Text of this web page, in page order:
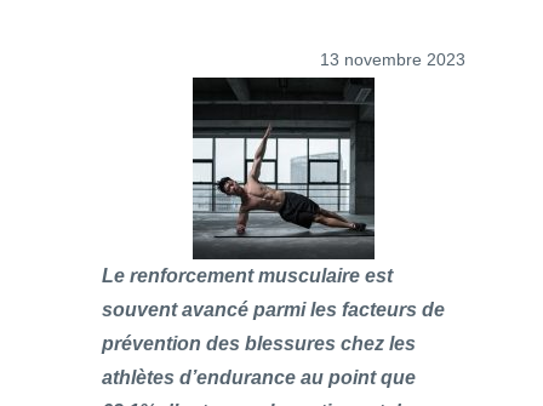
13 novembre 2023
Le renforcement musculaire est
souvent avancé parmi les facteurs de
prévention des blessures chez les
athlètes d’endurance au point que